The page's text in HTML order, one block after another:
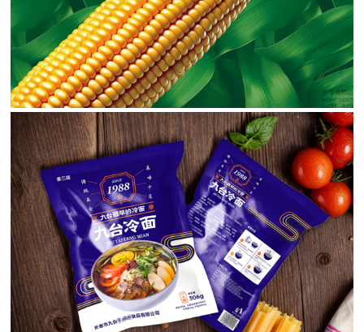
九台冷面包装设计
包装设计，产品拍摄